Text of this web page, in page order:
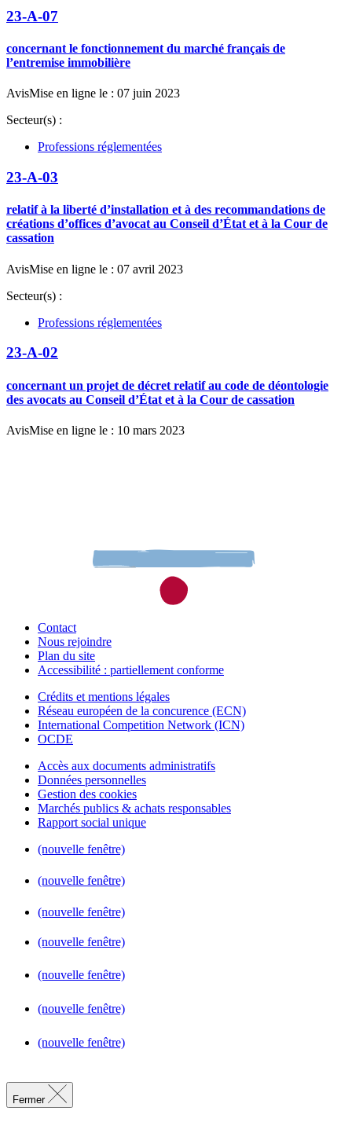
23-A-07
concernant le fonctionnement du marché français de
l’entremise immobilière
AvisMise en ligne le : 07 juin 2023
Secteur(s) :
Professions réglementées
23-A-03
relatif à la liberté d’installation et à des recommandations de
créations d’offices d’avocat au Conseil d’État et à la Cour de
cassation
AvisMise en ligne le : 07 avril 2023
Secteur(s) :
Professions réglementées
23-A-02
concernant un projet de décret relatif au code de déontologie
des avocats au Conseil d’État et à la Cour de cassation
AvisMise en ligne le : 10 mars 2023
Contact
Nous rejoindre
Plan du site
Accessibilité : partiellement conforme
Crédits et mentions légales
Réseau européen de la concurence (ECN)
International Competition Network (ICN)
OCDE
Accès aux documents administratifs
Données personnelles
Gestion des cookies
Marchés publics & achats responsables
Rapport social unique
(nouvelle fenêtre)
(nouvelle fenêtre)
(nouvelle fenêtre)
(nouvelle fenêtre)
(nouvelle fenêtre)
(nouvelle fenêtre)
(nouvelle fenêtre)
Fermer